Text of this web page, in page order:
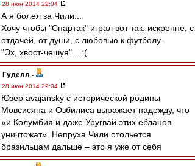
28 июн 2014 22:04
А я болел за Чили...
Хочу чтобы "Спартак" играл вот так: искренне, с
отдачей, от души, с любовью к футболу.
"Эх, хвост-чешуя"... :(
Гуделл -
28 июн 2014 22:04
Юзер avajansky с исторической родины
Мовсисяна и Озбилиса выражает надежду, что
«и Колумбия и даже Уругвай этих ебланов
уничтожат». Непруха Чили отольется
бразильцам дальше – это я уже от себя